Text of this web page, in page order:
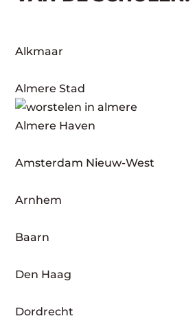
Alkmaar
Almere Stad
Almere Haven
Amsterdam Nieuw-West
Arnhem
Baarn
Den Haag
Dordrecht